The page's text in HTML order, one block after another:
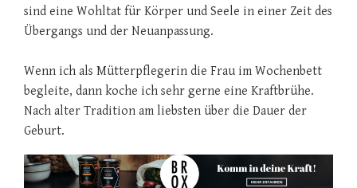
sind eine Wohltat für Körper und Seele in einer Zeit des
Übergangs und der Neuanpassung.
Wenn ich als Mütterpflegerin die Frau im Wochenbett
begleite, dann koche ich sehr gerne eine Kraftbrühe.
Nach alter Tradition am liebsten über die Dauer der
Geburt.